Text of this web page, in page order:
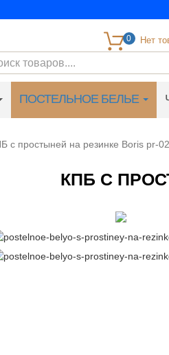
0
ПОСТЕЛЬНОЕ БЕЛЬЕ
с простыней на резинке Boris pr-
КПБ С